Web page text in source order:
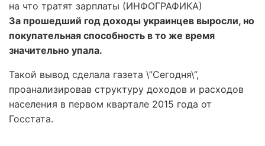
За прошедший год доходы украинцев выросли, но
покупательная способность в то же время
значительно упала.
Такой вывод сделала газета \”Сегодня\”,
проанализировав структуру доходов и расходов
населения в первом квартале 2015 года от
Госстата.